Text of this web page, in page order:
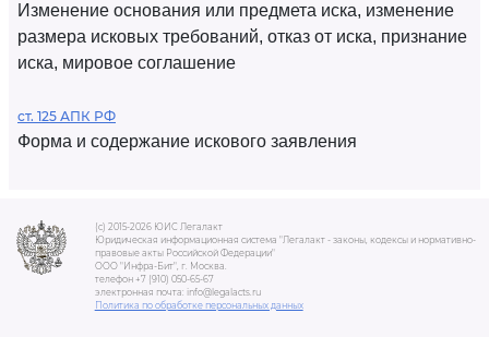
Изменение основания или предмета иска, изменение
размера исковых требований, отказ от иска, признание
иска, мировое соглашение
ст. 125 АПК РФ
Форма и содержание искового заявления
(c) 2015-2026 ЮИС Легалакт
Юридическая информационная система "Легалакт - законы, кодексы и нормативно-
правовые акты Российской Федерации"
ООО "Инфра-Бит", г. Москва.
телефон +7 (910) 050-65-67
электронная почта: info@legalacts.ru
Политика по обработке персональных данных